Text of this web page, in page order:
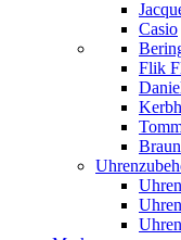
Casio
Flik
Braun